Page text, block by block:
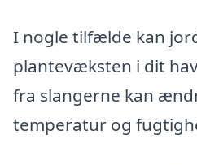
I nogle tilfælde kan
plantevæksten i dit
fra slangerne kan
temperatur og